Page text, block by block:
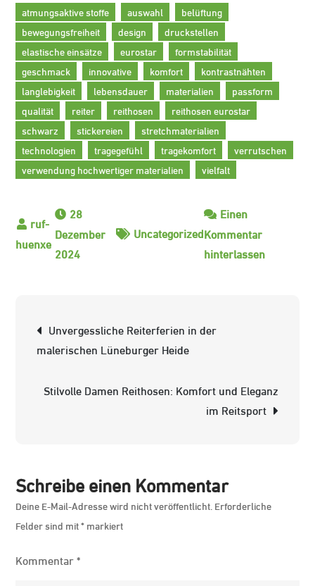
atmungsaktive stoffe auswahl
belüftung
bewegungsfreiheit
design
druckstellen
elastische einsätze
eurostar
formstabilität
geschmack
innovative komfort
kontrastnähten
langlebigkeit
lebensdauer materialien
passform
qualität
reiter reithosen
reithosen eurostar
schwarz
stickereien
stretchmaterialien
technologien
tragegefühl tragekomfort
verrutschen
verwendung hochwertiger materialien
vielfalt
28
Dezember
2024
Uncategorized
Einen
Kommentar
hinterlassenzu
Qualität
für
Navigation
Unvergessliche Reiterferien in der
malerischen Lüneburger Heide
Stilvolle Damen Reithosen: Komfort und Eleganz
im Reitsport
Schreibe einen Kommentar
Deine E-Mail-Adresse wird nicht veröffentlicht. Erforderliche
Felder sind mit*markiert
Kommentar*